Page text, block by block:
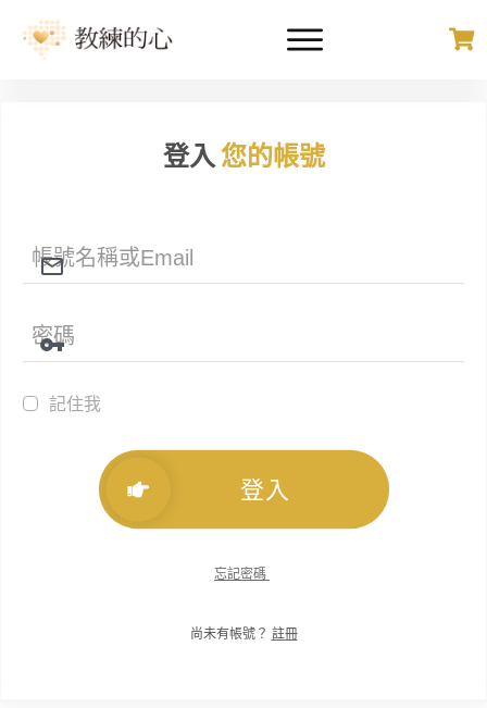
登入您的帳號
記住我
登入
忘記密碼
尚未有帳號？ 註冊